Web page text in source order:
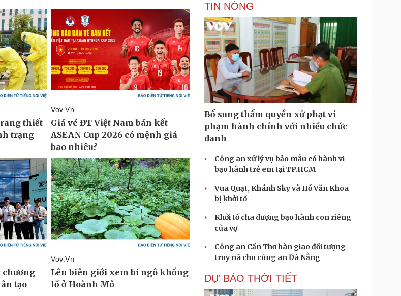
TIN NÓNG
Bổ sung thẩm quyền xử phạt vi
phạm hành chính với nhiều chức
danh
Công an xử lý vụ bảo mẫu có hành vi
bạo hành trẻ em tại TP.HCM
Vua Quạt, Khánh Sky và Hồ Văn Khoa
bị khởi tố
Khởi tố cha dượng bạo hành con riêng
của vợ
Công an Cần Thơ bàn giao đối tượng
truy nã cho công an Đà Nẵng
DỰ BÁO THỜI TIẾT